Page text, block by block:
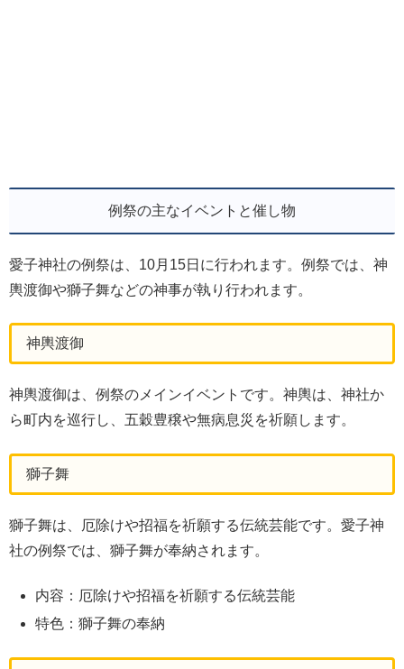
例祭の主なイベントと催し物
愛子神社の例祭は、10月15日に行われます。例祭では、神
輿渡御や獅子舞などの神事が執り行われます。
神輿渡御
神輿渡御は、例祭のメインイベントです。神輿は、神社か
ら町内を巡行し、五穀豊穣や無病息災を祈願します。
獅子舞
獅子舞は、厄除けや招福を祈願する伝統芸能です。愛子神
社の例祭では、獅子舞が奉納されます。
内容：厄除けや招福を祈願する伝統芸能
特色：獅子舞の奉納